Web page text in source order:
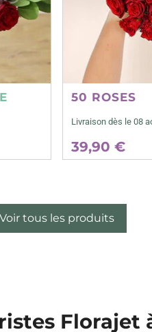
50 ROSES
Livraison dès le 08
39,90 €
Voir tous les produits
Florajet